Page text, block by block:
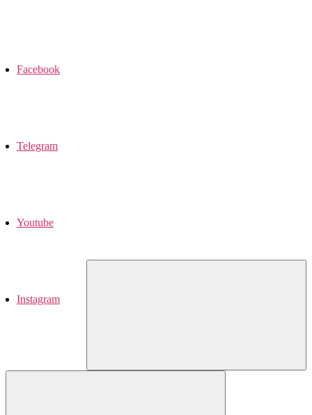
Facebook
Telegram
Youtube
Instagram